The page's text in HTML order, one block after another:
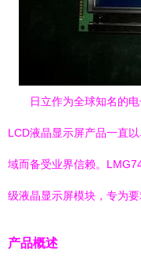
日立作为全球知名的
LCD液晶显示屏产品一直
域而备受业界信赖。
级液晶显示屏模块，专为
产品概述